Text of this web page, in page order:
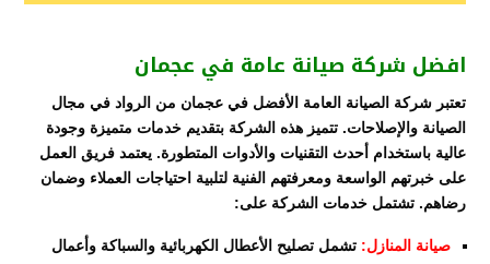
افضل شركة صيانة عامة في عجمان
تعتبر شركة الصيانة العامة الأفضل في عجمان من الرواد في مجال
الصيانة والإصلاحات. تتميز هذه الشركة بتقديم خدمات متميزة وجودة
عالية باستخدام أحدث التقنيات والأدوات المتطورة. يعتمد فريق العمل
على خبرتهم الواسعة ومعرفتهم الفنية لتلبية احتياجات العملاء وضمان
رضاهم. تشتمل خدمات الشركة على:
صيانة المنازل: تشمل تصليح الأعطال الكهربائية والسباكة وأعمال